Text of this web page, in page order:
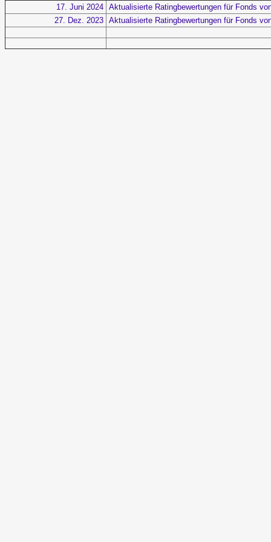
17. Juni 2024 Aktualisierte Ratingbewertungen für Fonds
27. Dez. 2023 Aktualisierte Ratingbewertungen für Fonds